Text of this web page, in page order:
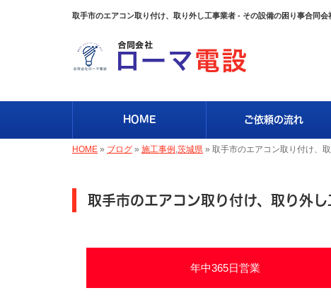
取手市のエアコン取り付け、取り外し工事業者 - その設備の困り事合同
HOME ご依頼の流れ
HOME » ブログ » 施工事例 ,茨城県 » 取手市のエアコン取り付け、
取手市のエアコン取り付け、取り外
年中365日営業